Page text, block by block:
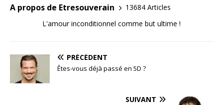
A propos de Etresouverain
13684 Articles
L'amour inconditionnel comme but ultime !
PRÉCÉDENT
Êtes-vous déjà passé en 5D ?
SUIVANT